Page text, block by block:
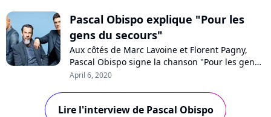
Pascal Obispo explique "Pour les
gens du secours"
Aux côtés de Marc Lavoine et Florent Pagny,
Pascal Obispo signe la chanson "Pour les gens
du secours", dédiée aux héros du quotidien qui
téléphone, le chanteur nous explique la
naissance de ce titre caritatif.
April 6, 2020
Lire l'interview de Pascal Obispo